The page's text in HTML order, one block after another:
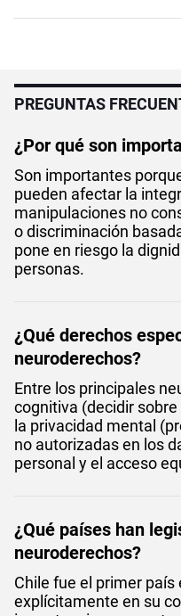
PREGUNTAS
¿Por qué son
Son importantes
pueden afectar la
manipulaciones no
o discriminación
pone en riesgo la
personas.
¿Qué derechos
neuroderechos?
Entre los principales
cognitiva (decidir
la privacidad mental
no autorizadas en los
personal y el acceso
¿Qué países han
neuroderechos?
Chile fue el primer
explícitamente en su